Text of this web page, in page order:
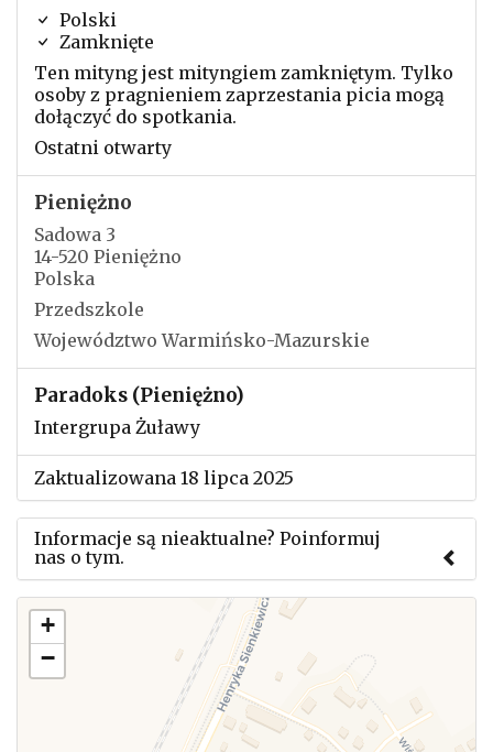
Polski
Zamknięte
Ten mityng jest mityngiem zamkniętym. Tylko
osoby z pragnieniem zaprzestania picia mogą
dołączyć do spotkania.
Ostatni otwarty
Pieniężno
Sadowa 3
14-520 Pieniężno
Polska
Przedszkole
Województwo Warmińsko-Mazurskie
Paradoks (Pieniężno)
Intergrupa Żuławy
Zaktualizowana 18 lipca 2025
Informacje są nieaktualne? Poinformuj
nas o tym.
Użyj tego formularza aby przesłać informację o
zmianach w powyższym mityngu.
+
−